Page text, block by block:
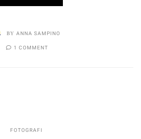
BY ANNA SAMPINO
1 COMMENT
FOTOGRAFI